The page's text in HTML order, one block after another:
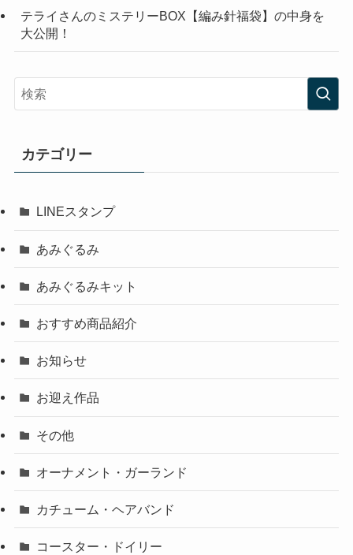
テライさんのミステリーBOX【編み針福袋】の中身を
大公開！
カテゴリー
LINEスタンプ
あみぐるみ
あみぐるみキット
おすすめ商品紹介
お知らせ
お迎え作品
その他
オーナメント・ガーランド
カチューム・ヘアバンド
コースター・ドイリー